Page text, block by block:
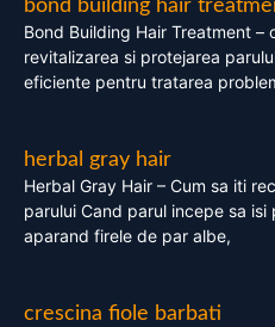
bond building hair
Bond Building Hair Treatment –
revitalizarea si protejarea
eficiente pentru tratarea
herbal gray hair
Herbal Gray Hair – Cum sa iti
parului Cand parul incepe sa
aparand firele de par albe,
crescina fiole barbati